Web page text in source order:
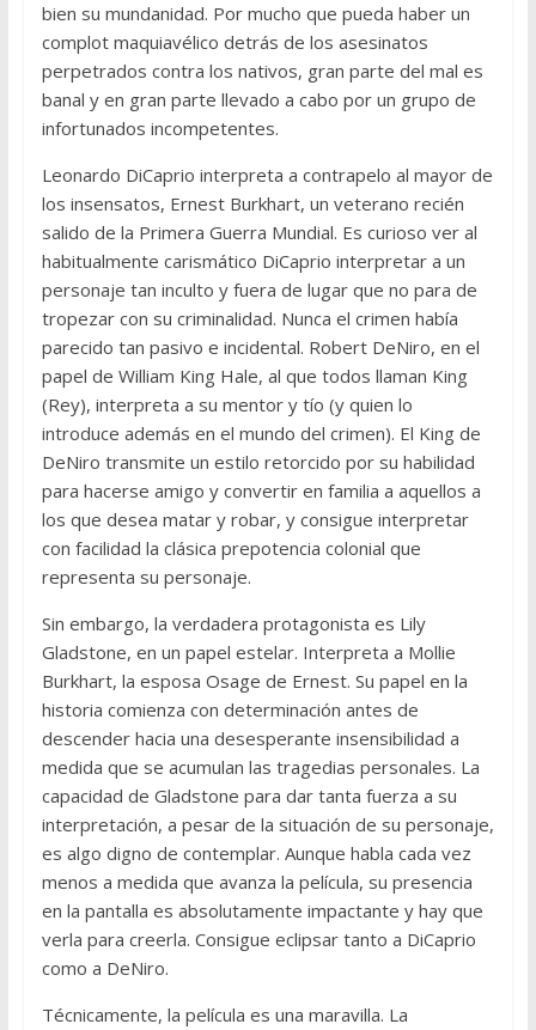
bien su mundanidad. Por mucho que pueda haber un
complot maquiavélico detrás de los asesinatos
perpetrados contra los nativos, gran parte del mal es
banal y en gran parte llevado a cabo por un grupo de
infortunados incompetentes.
Leonardo DiCaprio interpreta a contrapelo al mayor de
los insensatos, Ernest Burkhart, un veterano recién
salido de la Primera Guerra Mundial. Es curioso ver al
habitualmente carismático DiCaprio interpretar a un
personaje tan inculto y fuera de lugar que no para de
tropezar con su criminalidad. Nunca el crimen había
parecido tan pasivo e incidental. Robert DeNiro, en el
papel de William King Hale, al que todos llaman King
(Rey), interpreta a su mentor y tío (y quien lo
introduce además en el mundo del crimen). El King de
DeNiro transmite un estilo retorcido por su habilidad
para hacerse amigo y convertir en familia a aquellos a
los que desea matar y robar, y consigue interpretar
con facilidad la clásica prepotencia colonial que
representa su personaje.
Sin embargo, la verdadera protagonista es Lily
Gladstone, en un papel estelar. Interpreta a Mollie
Burkhart, la esposa Osage de Ernest. Su papel en la
historia comienza con determinación antes de
descender hacia una desesperante insensibilidad a
medida que se acumulan las tragedias personales. La
capacidad de Gladstone para dar tanta fuerza a su
interpretación, a pesar de la situación de su personaje,
es algo digno de contemplar. Aunque habla cada vez
menos a medida que avanza la película, su presencia
en la pantalla es absolutamente impactante y hay que
verla para creerla. Consigue eclipsar tanto a DiCaprio
como a DeNiro.
Técnicamente, la película es una maravilla. La